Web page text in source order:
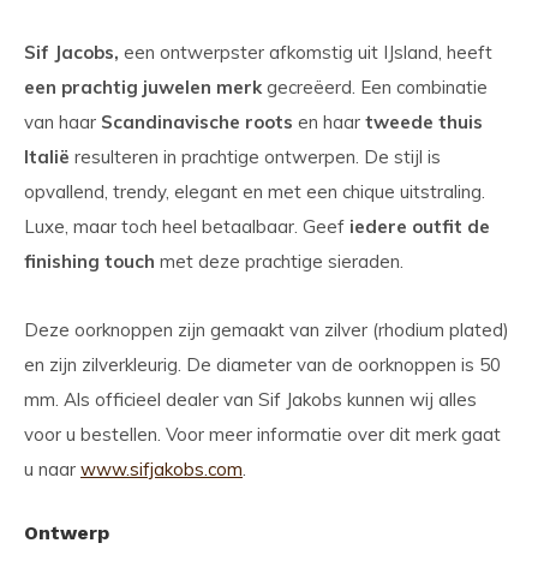
Sif Jacobs, een ontwerpster afkomstig uit IJsland, heeft
een prachtig juwelen merkgecreëerd. Een combinatie
van haar Scandinavische roots en haar tweede thuis
Italië resulteren in prachtige ontwerpen. De stijl is
opvallend, trendy, elegant en met een chique uitstraling.
Luxe, maar toch heel betaalbaar. Geef iedere outfit de
finishing touch met deze prachtige sieraden.
Deze oorknoppen zijn gemaakt van zilver (rhodium plated)
en zijn zilverkleurig. De diameter van de oorknoppen is 50
mm. Als officieel dealer van Sif Jakobs kunnen wij alles
voor u bestellen. Voor meer informatie over dit merk gaat
u naar www.sifjakobs.com.
Ontwerp